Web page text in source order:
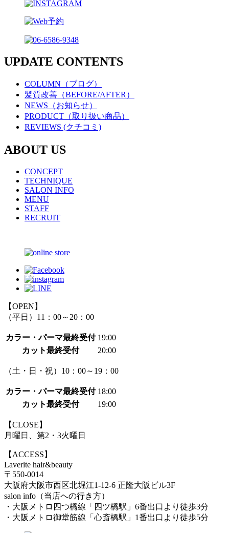
UPDATE CONTENTS
COLUMN（ブログ）
髪質改善（BEFORE/AFTER）
NEWS（お知らせ）
PRODUCT（取り扱い商品）
REVIEWS (クチコミ)
ABOUT US
CONCEPT
TECHNIQUE
SALON INFO
MENU
STAFF
RECRUIT
【OPEN】
（平日）11：00～20：00
カラー・パーマ最終受付 19:00
カット最終受付
20:00
（土・日・祝）10：00～19：00
カラー・パーマ最終受付 18:00
カット最終受付
19:00
【CLOSE】
月曜日、第2・3火曜日
【ACCESS】
Laverite hair&beauty
〒550-0014
大阪府大阪市西区北堀江1-12-6 正隆大阪ビル3F
salon info（当店への行き方）
・大阪メトロ四つ橋線「四ツ橋駅」6番出口より徒歩3分
・大阪メトロ御堂筋線「心斎橋駅」1番出口より徒歩5分